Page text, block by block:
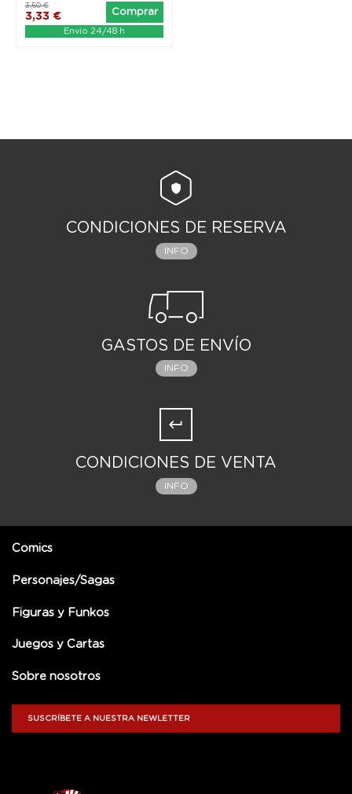
3,33 €
3,50 €
Comprar
Envío 24/48 h
CONDICIONES DE RESERVA
INFO
GASTOS DE ENVÍO
INFO
CONDICIONES DE VENTA
INFO
Comics
Personajes/Sagas
Figuras y Funkos
Juegos y Cartas
Sobre nosotros
SUSCRÍBETE A NUESTRA NEWLETTER